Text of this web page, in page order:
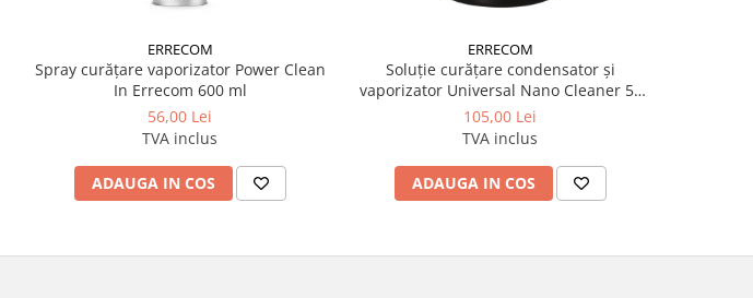
ERRECOM
Spray curățare vaporizator Power Clean
In Errecom 600 ml
56,00 Lei
TVA inclus
ADAUGA IN COS
ERRECOM
Soluție curățare condensator și
vaporizator Universal Nano Cleaner 5L
Errecom
105,00 Lei
TVA inclus
ADAUGA IN COS